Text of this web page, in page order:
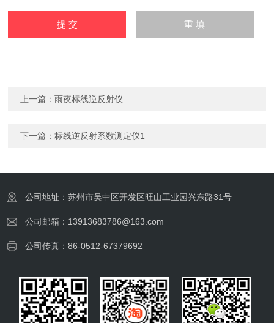
上一篇：雨夜标线逆反射仪
下一篇：标线逆反射系数测定仪1
公司地址：苏州市吴中区开发区旺山工业园兴东路31号
公司邮箱：13913683786@163.com
公司传真：86-0512-67379692